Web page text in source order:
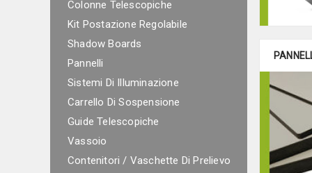
Colonne Telescopiche
Kit Postazione Regolabile
Shadow Boards
Pannelli
Sistemi Di Illuminazione
Carrello Di Sospensione
Guide Telescopiche
Vassoio
Contenitori / Vaschette Di Prelievo